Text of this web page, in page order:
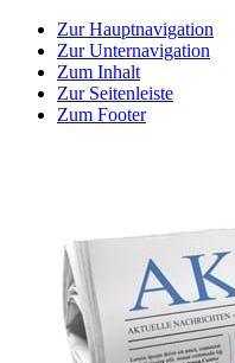
Zur Hauptnavigation
Zur Unternavigation
Zum Inhalt
Zur Seitenleiste
Zum Footer